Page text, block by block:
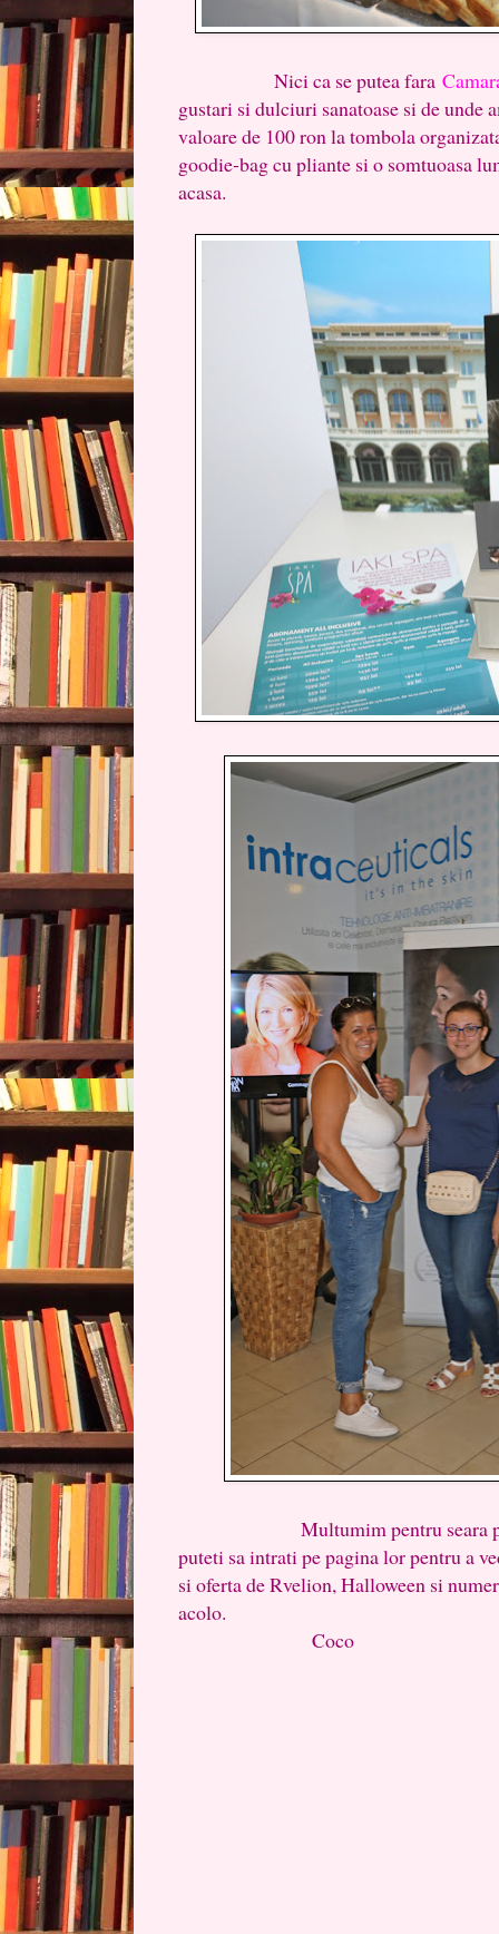
Nici ca se putea fara
gustari si dulciuri sanatoase si de unde
valoare de 100 ron la tombola
goodie-bag cu pliante si o somtuoasa
acasa.
Multumim pentru seara
puteti sa intrati pe pagina lor pentru a
si oferta de Rvelion, Halloween si
acolo.
Coco